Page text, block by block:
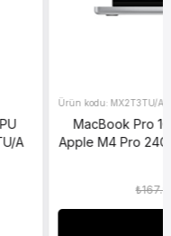
CPU 20-Core GPU
SSD Silver MX2T3TU/A